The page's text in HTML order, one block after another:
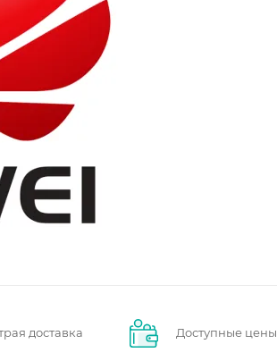
доставка Доступные цены